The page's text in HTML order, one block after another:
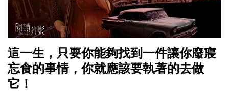
這一生，只要你能夠找到一件讓你廢寢
忘食的事情，你就應該要執著的去做
它！